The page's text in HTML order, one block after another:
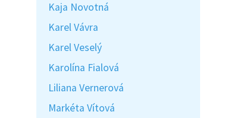
Kaja Novotná
Karel Vávra
Karel Veselý
Karolína Fialová
Liliana Vernerová
Markéta Vítová